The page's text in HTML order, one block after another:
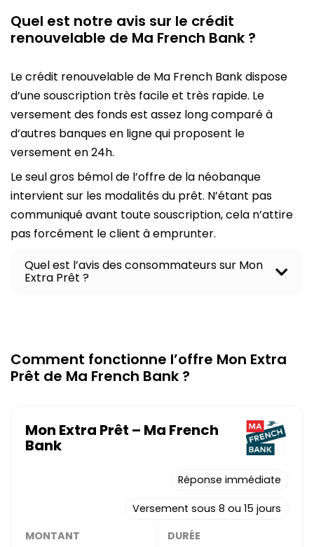
Quel est notre avis sur le crédit
renouvelable de Ma French Bank ?
Le crédit renouvelable de Ma French Bank dispose
d’une souscription très facile et très rapide. Le
versement des fonds est assez long comparé à
d’autres banques en ligne qui proposent le
versement en 24h.
Le seul gros bémol de l’offre de la néobanque
intervient sur les modalités du prêt. N’étant pas
communiqué avant toute souscription, cela n’attire
pas forcément le client à emprunter.
Quel est l’avis des consommateurs sur Mon
Extra Prêt ?
Comment fonctionne l’offre Mon Extra
Prêt de Ma French Bank ?
Mon Extra Prêt – Ma French
Bank
Réponse immédiate
Versement sous 8 ou 15 jours
MONTANT
DURÉE